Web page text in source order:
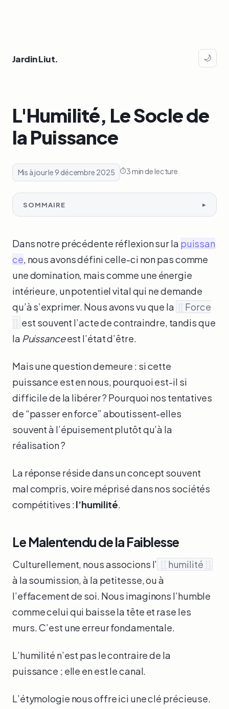
Jardin Liut. 🌙
L'Humilité, Le Socle de
la Puissance
Mis à jour le 9 décembre 2025 3 min de lecture
SOMMAIRE
Dans notre précédente réflexion sur la puissan
ce, nous avons défini celle-ci non pas comme
une domination, mais comme une énergie
intérieure, un potentiel vital qui ne demande
qu’à s’exprimer. Nous avons vu que la [[ Force
]] est souvent l’acte de contraindre, tandis que
la Puissanceest l’état d’être.
Mais une question demeure : si cette
puissance est en nous, pourquoi est-il si
difficile de la libérer ? Pourquoi nos tentatives
de “passer en force” aboutissent-elles
souvent à l’épuisement plutôt qu’à la
réalisation ?
La réponse réside dans un concept souvent
mal compris, voire méprisé dans nos sociétés
compétitives :l’humilité
Le Malentendu de la Faiblesse
Culturellement, nous associons l’ [[ humilité ]]
à la soumission, à la petitesse, ou à
l’effacement de soi. Nous imaginons l’humble
comme celui qui baisse la tête et rase les
murs. C’est une erreur fondamentale.
L’humilité n’est pas le contraire de la
puissance ; elle en est le canal.
L’étymologie nous offre ici une clé précieuse.